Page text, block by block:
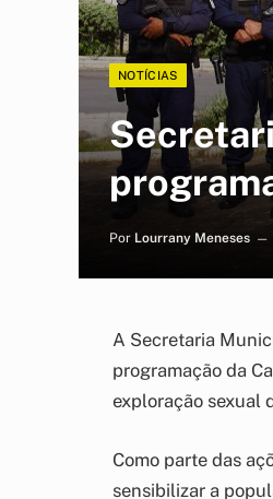
NOTÍCIAS
Por Lourrany Meneses
A Secretaria
programação da
exploração sexual
Como parte das
sensibilizar a